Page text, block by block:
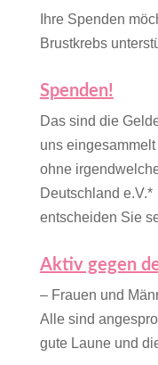
Ihre Spenden
Brustkrebs
Spenden!
Das sind die
uns
ohne
Deutschland
entscheiden Sie
Aktiv gegen
– Frauen und
Alle sind
gute Laune und